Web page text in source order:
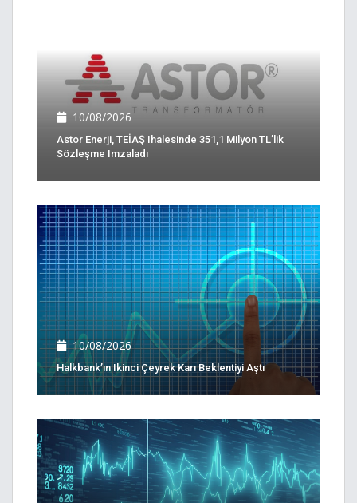
10/08/2026
Astor Enerji, TEİAŞ Ihalesinde 351,1 Milyon TL’lik
Sözleşme Imzaladı
10/08/2026
Halkbank’ın Ikinci Çeyrek Karı Beklentiyi Aştı